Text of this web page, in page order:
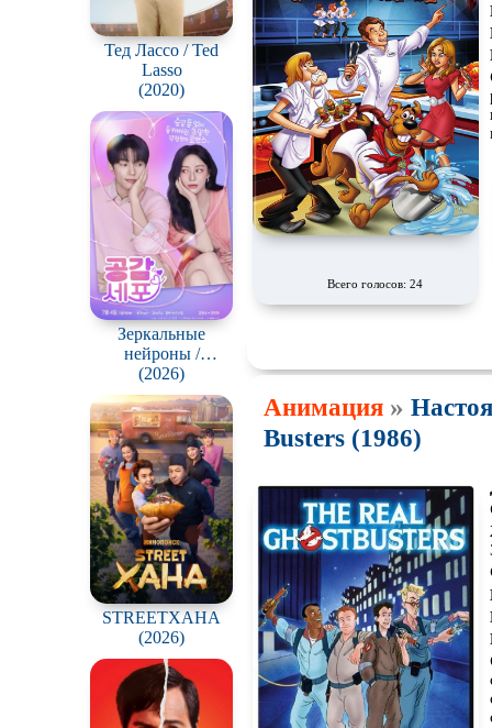
Тед Лассо / Ted
Lasso
(2020)
Зеркальные
нейроны /
Gonggapsepyo
(2026)
STREETХАНА
(2026)
Всего голосов: 24
Анимация »
Busters (1986)